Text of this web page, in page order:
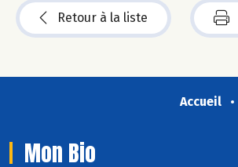
Retour à la liste
Accueil
Mon Bio